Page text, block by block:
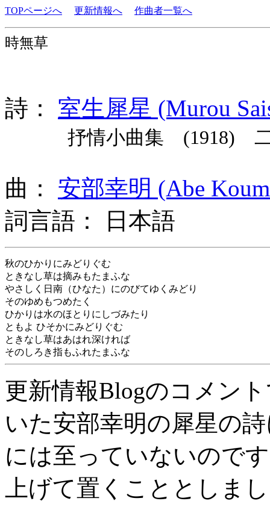
TOPページへ 更新情報へ 作曲者一覧へ
時無草
詩： 室生犀星 (Murou
抒情小曲集 (1918)
曲： 安部幸明 (Abe
詞言語： 日本語
秋のひかりにみどりぐむ
ときなし草は摘みもたまふな
やさしく日南（ひなた）にのびてゆくみどり
そのゆめもつめたく
ひかりは水のほとりにしづみたり
ともよ ひそかにみどりぐむ
ときなし草はあはれ深ければ
そのしろき指もふれたまふな
更新情報Blogのコメン
いた安部幸明の犀星の
には至っていないので
上げて置くこととしま